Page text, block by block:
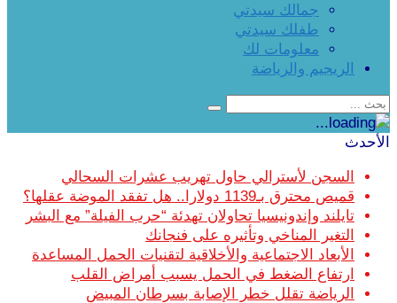
جمالك سيدتي
طفلك سيدتي
معلومات لك
الريجيم والرياضة
الأحدث
السجن لأسترالي حاول تهريب عشرات السحالي
قميص محترق بـ1139 دولارا.. هل تفقد الموضة عقلها؟
تايلند وإندونيسيا تحاولان تهدئة “حرب الفيلة” مع البشر
التغير المناخي وتأثيره على فنجانك
الأبعاد الاجتماعية والأخلاقية لتقنيات الحمل المساعدة
ارتفاع الضغط في الحمل يسبب أمراض القلب
الرياضة تقلل خطر الإصابة بسرطان المبيض